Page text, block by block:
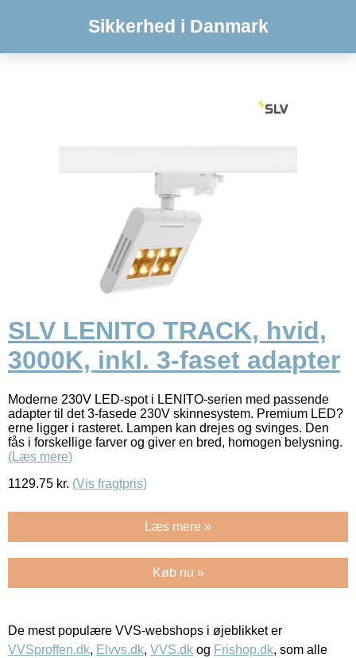
Sikkerhed i Danmark
SLV LENITO TRACK, hvid,
3000K, inkl. 3-faset adapter
Moderne 230V LED-spot i LENITO-serien med passende
adapter til det 3-fasede 230V skinnesystem. Premium LED?
erne ligger i rasteret. Lampen kan drejes og svinges. Den
fås i forskellige farver og giver en bred, homogen belysning.
(Læs mere)
1129.75 kr. (Vis fragtpris)
Læs mere »
Køb nu »
De mest populære VVS-webshops i øjeblikket er
VVSproffen.dk, Elvvs.dk, VVS.dk og Frishop.dk, som alle